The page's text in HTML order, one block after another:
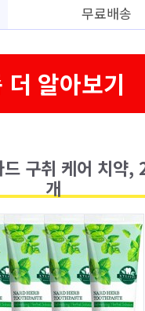
무료배송
더 알아보기
드 구취 케어 치약
개